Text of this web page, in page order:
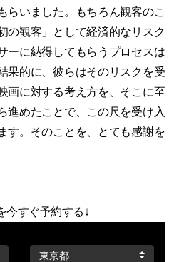
らいました。もちろん観客のこ
の観客」として経済的なリスク
ーに納得してもらうプロセスは
果的に、彼らはそのリスクを受
画に対する考え方を、そこに至
進めたことで、この尺を受け入
す。そのことを、とても感謝を
今すぐ予約する↓